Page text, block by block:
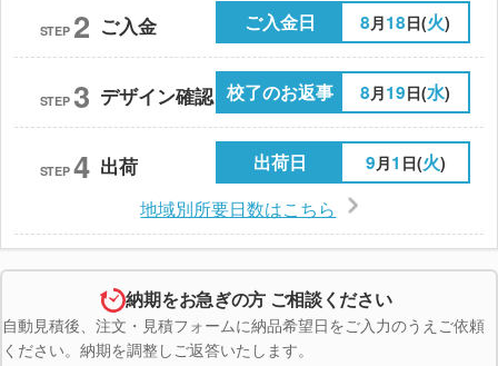
STEP 2 ご入金 ご入金日 8月18日(火)
STEP 3 デザイン確認 校了のお返事 8月19日(水)
STEP 4 出荷 出荷日 9月1 日(火)
地域別所要日数はこちら
納期をお急ぎの方 ご相談ください
自動見積後、注文・見積フォームに納品希望日をご入力のうえご依頼
ください。納期を調整しご返答いたします。